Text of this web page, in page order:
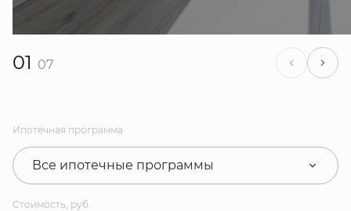
01 07
Ипотечная программа
Все ипотечные программы
Стоимость, руб.